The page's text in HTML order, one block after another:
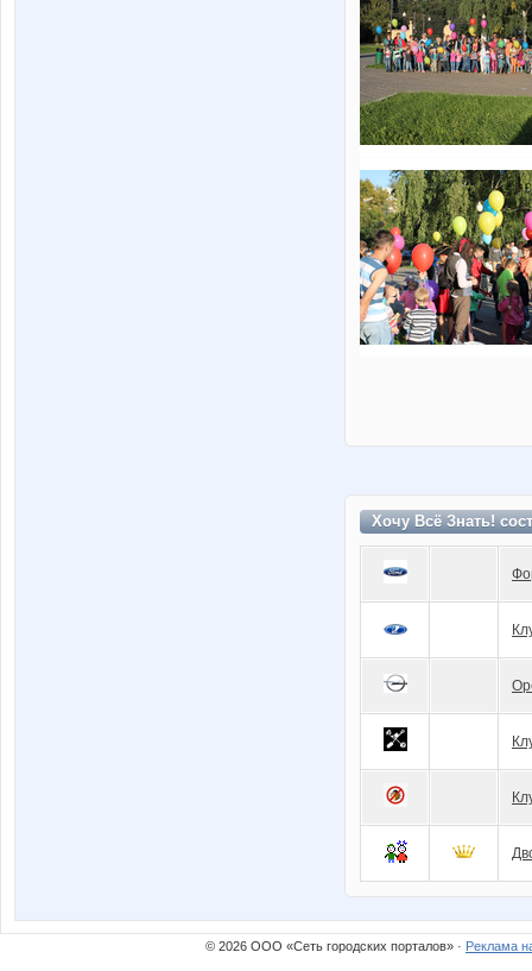
Хочу Всё Знать!
© 2026 ООО «Сеть городских порталов» · Реклама